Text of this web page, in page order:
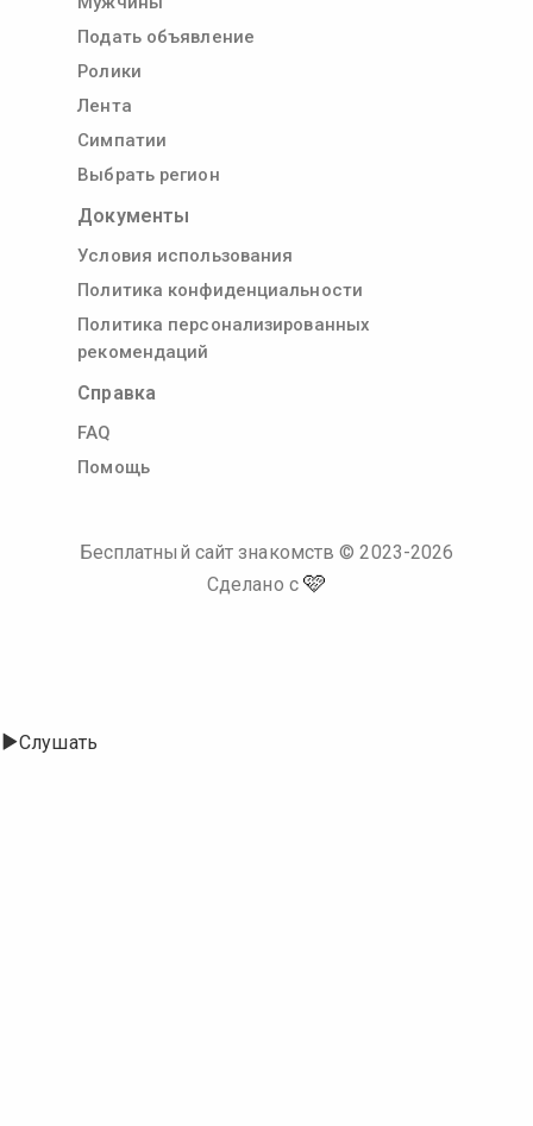
Подать объявление
Ролики
Лента
Симпатии
Выбрать регион
Документы
Условия использования
Политика конфиденциальности
Политика персонализированных
рекомендаций
Справка
FAQ
Помощь
Бесплатный сайт знакомств © 2023-2026
Сделано с 🩷
Слушать